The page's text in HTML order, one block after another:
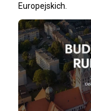
Europejskich.